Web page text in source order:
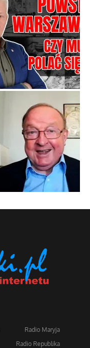
Radio Maryja
Radio Republika